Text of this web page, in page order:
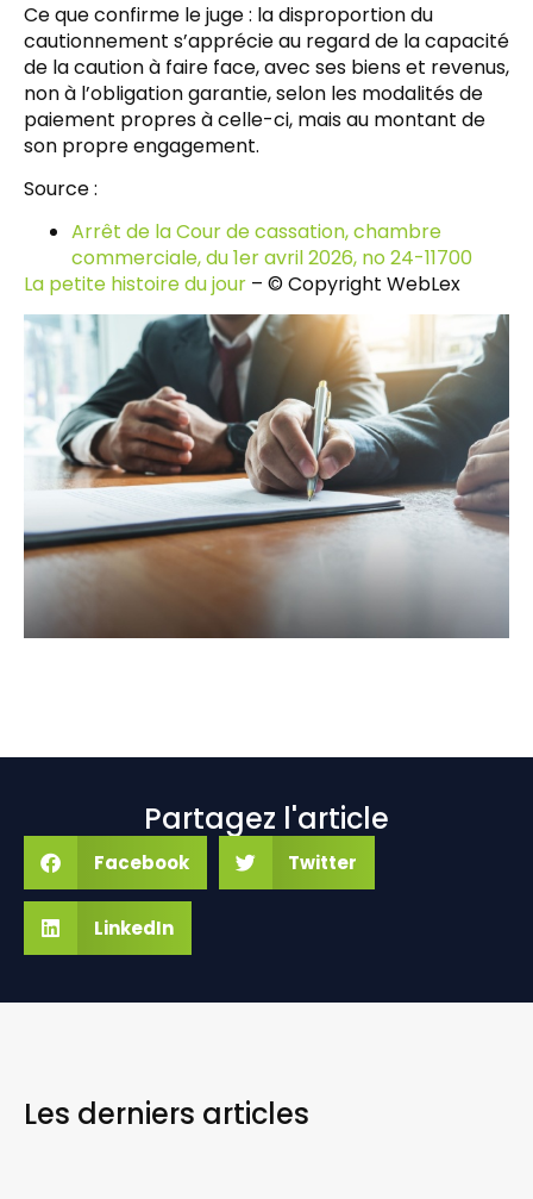
Ce que confirme le juge : la disproportion du
cautionnement s’apprécie au regard de la capacité
de la caution à faire face, avec ses biens et revenus,
non à l’obligation garantie, selon les modalités de
paiement propres à celle-ci, mais au montant de
son propre engagement.
Source :
Arrêt de la Cour de cassation, chambre
commerciale, du 1er avril 2026, no 24-11700
La petite histoire du jour – © Copyright WebLex
Partagez l'article
Facebook Twitter
LinkedIn
Les derniers articles